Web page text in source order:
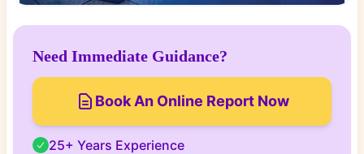
Need Immediate Guidance?
Book An Online Report Now
25+ Years Experience